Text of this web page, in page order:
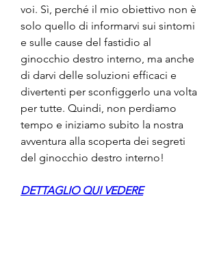
voi. Sì, perché il mio obiettivo non è
solo quello di informarvi sui sintomi
e sulle cause del fastidio al
ginocchio destro interno, ma anche
di darvi delle soluzioni efficaci e
divertenti per sconfiggerlo una volta
per tutte. Quindi, non perdiamo
tempo e iniziamo subito la nostra
avventura alla scoperta dei segreti
del ginocchio destro interno!
DETTAGLIO QUI VEDERE